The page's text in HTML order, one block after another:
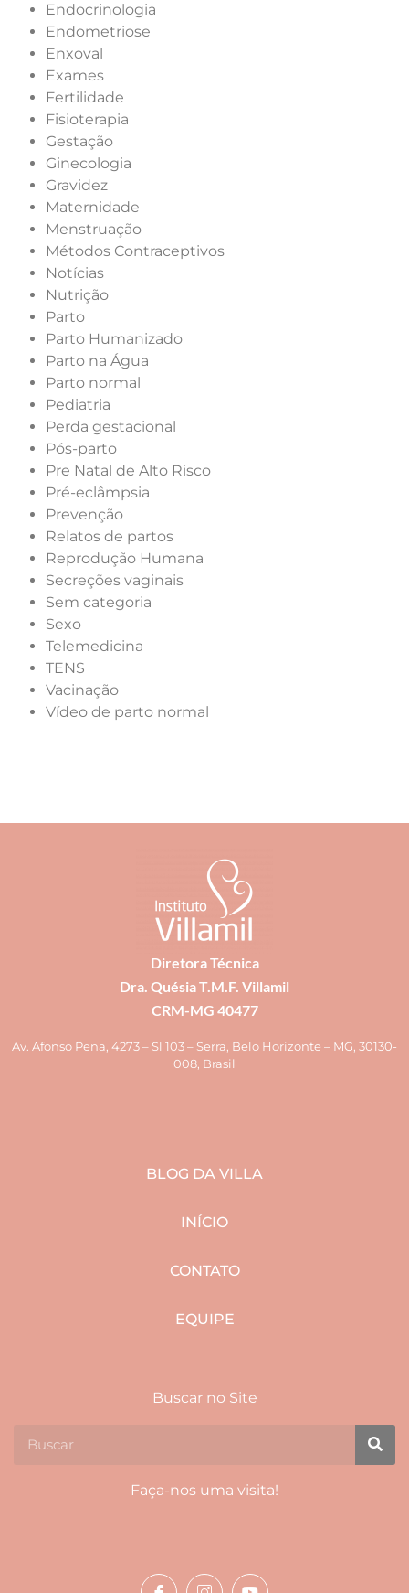
Endocrinologia
Endometriose
Enxoval
Exames
Fertilidade
Fisioterapia
Gestação
Ginecologia
Gravidez
Maternidade
Menstruação
Métodos Contraceptivos
Notícias
Nutrição
Parto
Parto Humanizado
Parto na Água
Parto normal
Pediatria
Perda gestacional
Pós-parto
Pre Natal de Alto Risco
Pré-eclâmpsia
Prevenção
Relatos de partos
Reprodução Humana
Secreções vaginais
Sem categoria
Sexo
Telemedicina
TENS
Vacinação
Vídeo de parto normal
Diretora Técnica
Dra. Quésia T.M.F. Villamil
CRM-MG 40477
Av. Afonso Pena, 4273 – Sl 103 – Serra, Belo Horizonte – MG, 30130-
008, Brasil
BLOG DA VILLA
INÍCIO
CONTATO
EQUIPE
Buscar no Site
Faça-nos uma visita!